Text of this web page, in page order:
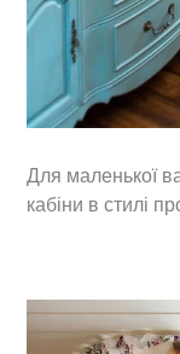
Для маленької
кабіни в стилі